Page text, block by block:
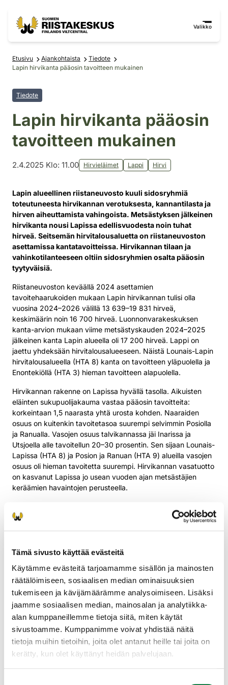
Tämä sivusto käyttää evästeitä
Käytämme evästeitä tarjoamamme sisällön ja mainosten
räätälöimiseen, sosiaalisen median ominaisuuksien
tukemiseen ja kävijämäärämme analysoimiseen. Lisäksi
jaamme sosiaalisen median, mainosalan ja analytiikka-
alan kumppaneillemme tietoja siitä, miten käytät
sivustoamme. Kumppanimme voivat yhdistää näitä
tietoja muihin tietoihin, joita olet antanut heille tai joita on
kerätty, kun olet käyttänyt heidän palvelujaan.
Valikko
Etusivu Ajankohtaista
Tiedote
Lapin hirvikanta pääosin tavoitteen mukainen
Tiedote
Lapin hirvikanta pääosin
tavoitteen mukainen
2.4.2025 Klo: 11.00 Hirvieläimet Lappi Hirvi
Lapin alueellinen riistaneuvosto kuuli sidosryhmiä
toteutuneesta hirvikannan verotuksesta, kannantilasta ja
hirven aiheuttamista vahingoista. Metsästyksen jälkeinen
hirvikanta nousi Lapissa edellisvuodesta noin tuhat
hirveä. Seitsemän hirvitalousaluetta on riistaneuvoston
asettamissa kantatavoitteissa. Hirvikannan tilaan ja
vahinkotilanteeseen oltiin sidosryhmien osalta pääosin
tyytyväisiä.
Riistaneuvoston keväällä 2024 asettamien
tavoitehaarukoiden mukaan Lapin hirvikannan tulisi olla
vuosina 2024–2026 välillä 13 639–19 831 hirveä,
keskimäärin noin 16 700 hirveä. Luonnonvarakeskuksen
kanta-arvion mukaan viime metsästyskauden 2024–2025
jälkeinen kanta Lapin alueella oli 17 200 hirveä. Lappi on
jaettu yhdeksään hirvitalousalueeseen. Näistä Lounais-Lapin
hirvitalousalueella (HTA 8) kanta on tavoitteen yläpuolella ja
Enontekiöllä (HTA 3) hieman tavoitteen alapuolella.
Hirvikannan rakenne on Lapissa hyvällä tasolla. Aikuisten
eläinten sukupuolijakauma vastaa pääosin tavoitteita:
korkeintaan 1,5 naarasta yhtä urosta kohden. Naaraiden
osuus on kuitenkin tavoitetasoa suurempi selvimmin Posiolla
ja Ranualla. Vasojen osuus talvikannassa jäi Inarissa ja
Utsjoella alle tavoitellun 20–30 prosentin. Sen sijaan Lounais-
Lapissa (HTA 8) ja Posion ja Ranuan (HTA 9) alueilla vasojen
osuus oli hieman tavoitetta suurempi. Hirvikannan vasatuotto
on kasvanut Lapissa jo usean vuoden ajan metsästäjien
keräämien havaintojen perusteella.
korvattujen metsävahinkojen suuruus oli 50 701 euroa, josta
ollut vahinkopinta-ala oli 207 hehtaaria. Arvioitujen
tasoa viimeiset neljä vuotta.
Hirvien aiheuttamia maatalousvahinkoja korvattiin Lapin
alueella vuonna 2024 poikkeuksellisen paljon, yhteensä 53
843 euroa, josta 50 000 euroa aiheutui mansikkaviljelmälle.
Tilastokeskuksen mukaan Lapissa tapahtui vuoden 2024
aikana 92 hirvikolaria. Liikennevahinkojen määrä on pysynyt
kohtalaisen vakaana viimeiset viisi vuotta.